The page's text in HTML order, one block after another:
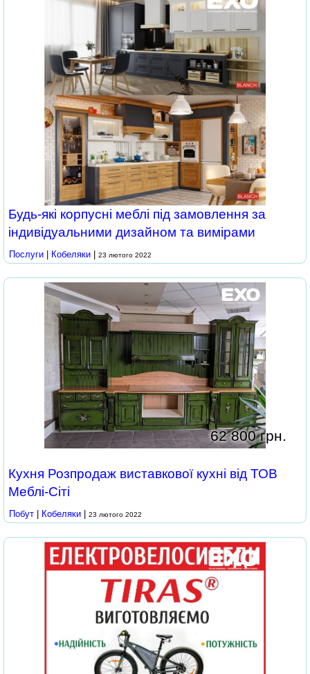
Будь-які корпусні меблі під замовлення за
індивідуальними дизайном та вимірами
Послуги Кобеляки 23 лютого 2022
62 800 грн.
Кухня Розпродаж виставкової кухні від ТОВ
Меблі-Сіті
Побут Кобеляки 23 лютого 2022